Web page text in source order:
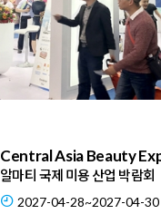
Central Asia Beauty
알마티 국제 미용 산업 박람회
2027-04-28~2027-04-30